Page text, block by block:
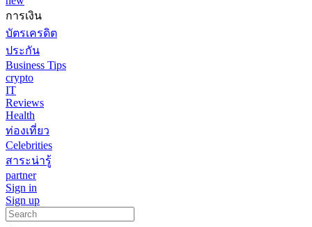
การเงิน
บัตรเครดิต
ประกัน
Business Tips
crypto
IT
Reviews
Health
ท่องเที่ยว
Celebrities
สาระน่ารู้
partner
Sign in
Sign up